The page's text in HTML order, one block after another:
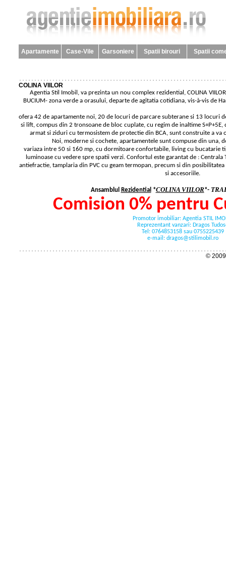
Apartamente Case-Vile Garsoniere Spatii birouri Spatii
COLINA VIILOR
Agentia Stil Imobil, va prezinta un nou complex rezidential, COLINA
BUCIUM- zona verde a orasului, departe de agitatia cotidiana, vis-à-vis de
ofera 42 de apartamente noi, 20 de locuri de parcare subterane si 13 locuri
si lift, compus din 2 tronsoane de bloc cuplate, cu regim de inaltime
armat si ziduri cu termosistem de protectie din BCA, sunt construite a
Noi, moderne si cochete, apartamentele sunt compuse din una,
variaza intre 50 si 160 mp, cu dormitoare confortabile, living cu bucatarie
luminoase cu vedere spre spatii verzi. Confortul este garantat de :
antiefractie, tamplaria din PVC cu geam termopan, precum si din
si accesoriile.
Ansamblul Rezidential *COLINA VIILOR*-
Comision 0% pentru
Promotor imobiliar: Agentia STIL
Reprezentant vanzari: Dragos
Tel: 0764853158 sau 0755225439
e-mail: dragos@stilimobil.ro
©